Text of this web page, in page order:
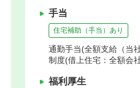
手当
住宅補助（手当）あり
通勤手当(全額支給（
制度(借上住宅：全額会
福利厚生